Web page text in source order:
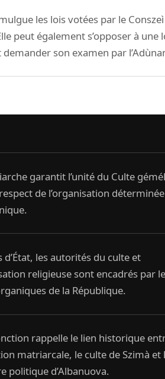
les lois votées par le Conszeì
peut également s’opposer à une
son examen par
garantit l’unité du Culte
de l’organisation
d’État, les autorités du culte et
religieuse sont encadrés par
de la République.
rappelle le lien historique
matriarcale, le culte de Szimà et
politique d’Albanuova.